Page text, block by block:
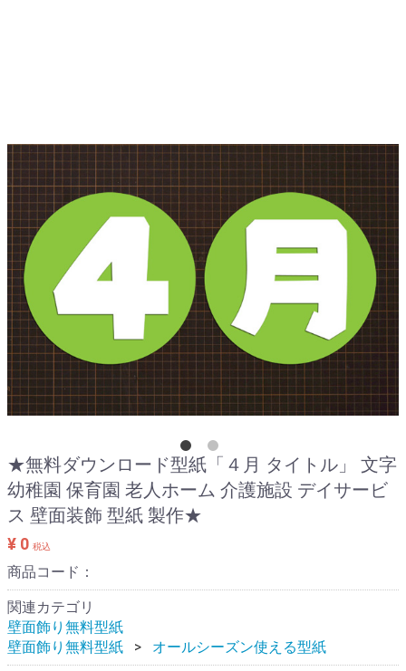
★無料ダウンロード型紙「４月 タイトル」 文字
幼稚園 保育園 老人ホーム 介護施設 デイサービ
ス 壁面装飾 型紙 製作★
¥ 0 税込
商品コード：
関連カテゴリ
壁面飾り無料型紙
壁面飾り無料型紙
オールシーズン使える型紙